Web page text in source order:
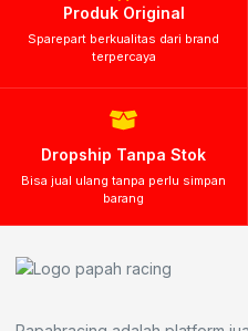
Produk Original
Sparepart berkualitas dari brand
terpercaya
Dropship Tanpa Stok
Bisa jual ulang tanpa perlu simpan
barang